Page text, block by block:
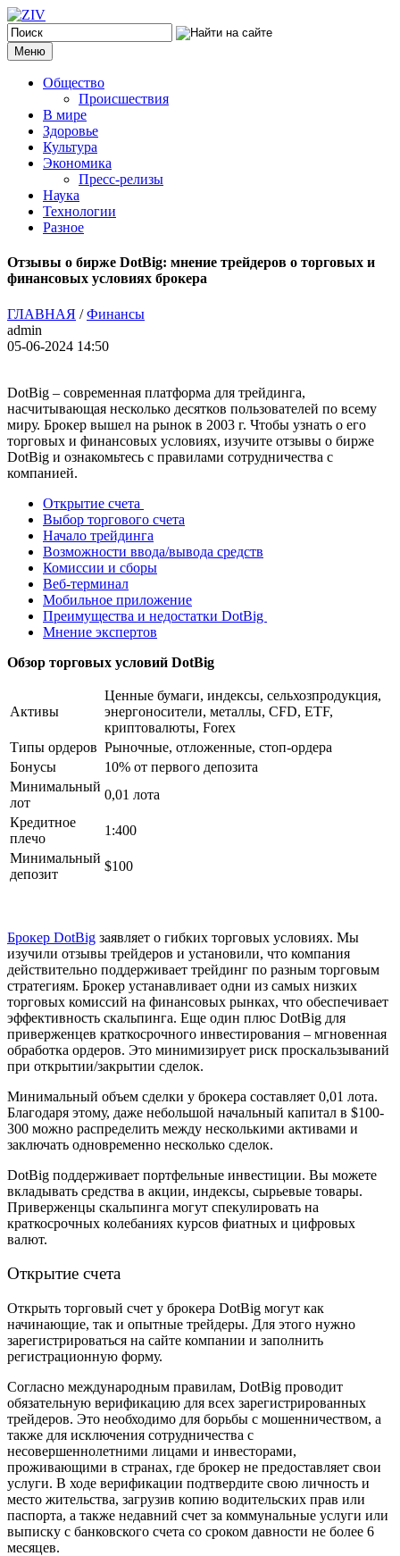
Меню
Общество
Происшествия
В мире
Здоровье
Культура
Экономика
Пресс-релизы
Наука
Технологии
Разное
Отзывы о бирже DotBig: мнение трейдеров о торговых и
финансовых условиях брокера
ГЛАВНАЯ /Финансы
admin
05-06-2024 14:50
DotBig – современная платформа для трейдинга,
насчитывающая несколько десятков пользователей по всему
миру. Брокер вышел на рынок в 2003 г. Чтобы узнать о его
торговых и финансовых условиях, изучите отзывы о бирже
DotBig и ознакомьтесь с правилами сотрудничества с
компанией.
Открытие счета
Выбор торгового счета
Начало трейдинга
Возможности ввода/вывода средств
Комиссии и сборы
Веб-терминал
Мобильное приложение
Преимущества и недостатки DotBig
Мнение экспертов
Обзор торговых условий DotBig
Активы
Ценные бумаги, индексы, сельхозпродукция,
энергоносители, металлы, CFD, ETF,
криптовалюты, Forex
Типы ордеров Рыночные, отложенные, стоп-ордера
Бонусы
10% от первого депозита
Минимальный
лот
0,01 лота
Кредитное
плечо
1:400
Минимальный
депозит
$100
Брокер DotBig заявляет о гибких торговых условиях. Мы
изучили отзывы трейдеров и установили, что компания
действительно поддерживает трейдинг по разным торговым
стратегиям. Брокер устанавливает одни из самых низких
торговых комиссий на финансовых рынках, что обеспечивает
эффективность скальпинга. Еще один плюс DotBig для
приверженцев краткосрочного инвестирования – мгновенная
обработка ордеров. Это минимизирует риск проскальзываний
при открытии/закрытии сделок.
Минимальный объем сделки у брокера составляет 0,01 лота.
Благодаря этому, даже небольшой начальный капитал в $100-
300 можно распределить между несколькими активами и
заключать одновременно несколько сделок.
DotBig поддерживает портфельные инвестиции. Вы можете
вкладывать средства в акции, индексы, сырьевые товары.
Приверженцы скальпинга могут спекулировать на
краткосрочных колебаниях курсов фиатных и цифровых
валют.
Открытие счета
Открыть торговый счет у брокера DotBig могут как
начинающие, так и опытные трейдеры. Для этого нужно
зарегистрироваться на сайте компании и заполнить
регистрационную форму.
Согласно международным правилам, DotBig проводит
обязательную верификацию для всех зарегистрированных
трейдеров. Это необходимо для борьбы с мошенничеством, а
также для исключения сотрудничества с
несовершеннолетними лицами и инвесторами,
проживающими в странах, где брокер не предоставляет свои
услуги. В ходе верификации подтвердите свою личность и
место жительства, загрузив копию водительских прав или
паспорта, а также недавний счет за коммунальные услуги или
выписку с банковского счета со сроком давности не более 6
месяцев.